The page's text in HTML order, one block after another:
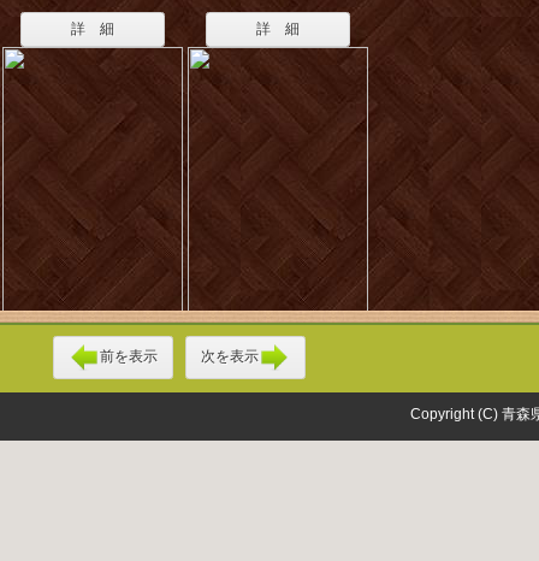
詳 細 詳 細
前を表示 次を表示
Copyright (C) 青森